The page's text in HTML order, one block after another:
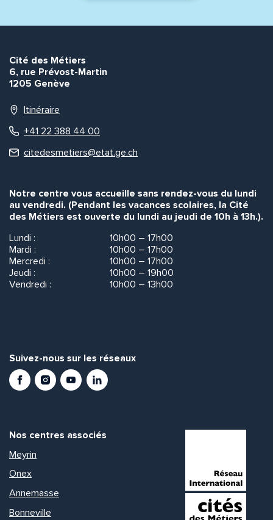
Cité des Métiers
6, rue Prévost-Martin
1205 Genève
Itinéraire
+41 22 388 44 00
citedesmetiers@etat.ge.ch
Notre centre vous accueille sans rendez-vous du lundi
au vendredi. (Pendant les vacances scolaires, la Cité
des Métiers est ouverte du lundi au jeudi de 10h à 13h.).
Lundi :
10h00 – 17h00
Mardi :
10h00 – 17h00
Mercredi :
10h00 – 17h00
Jeudi :
10h00 – 19h00
Vendredi :
10h00 – 13h00
Suivez-nous sur les réseaux
FacebookInstagramYoutubeLinkedIn
Nos centres associés
Meyrin
Onex
Annemasse
Bonneville